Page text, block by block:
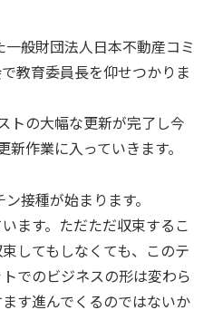
般財団法人日本不動産コミ
教育委員長を仰せつかりま
トの大幅な更新が完了し今
作業に入っていきます。
接種が始まります。
ます。ただただ収束するこ
してもしなくても、このテ
でのビジネスの形は変わら
す進んでくるのではないか